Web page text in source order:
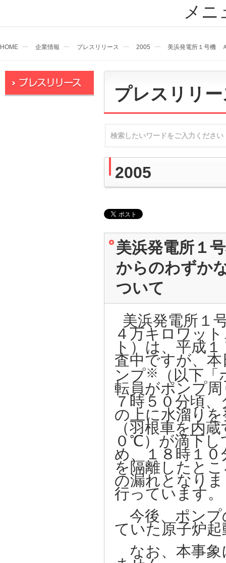
メニ
HOME 企業情報 プレスリリース 2005 美浜発電所１号機
プレスリリ
2005
美浜発電所１
からのわずか
ついて
美浜発電所１
４万キロワッ
ト）は、平成
査中ですが、
ンプ※ （以下
転員がポンプ
７時５０分頃
の上に水溜り
（羽根車を内
０℃）が滴下し
め、１８時１
を隔離したと
の漏れとなり
行っています。
今後、ポンプ
ていた原子炉
なお、本事象